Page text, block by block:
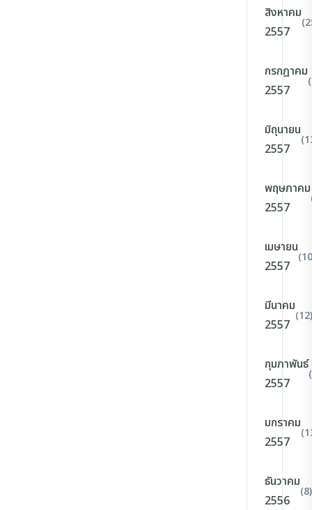
สิงหาคม
2557
กรกฎาคม
2557
มิถุนายน
2557
พฤษภาคม
2557
เมษายน
2557
มีนาคม
2557
(12)
กุมภาพันธ์
2557
มกราคม
2557
ธันวาคม
2556
(8)